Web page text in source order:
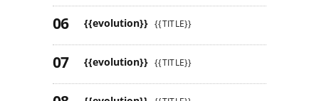
{{evolution}} {{TITLE}}
{{evolution}} {{TITLE}}